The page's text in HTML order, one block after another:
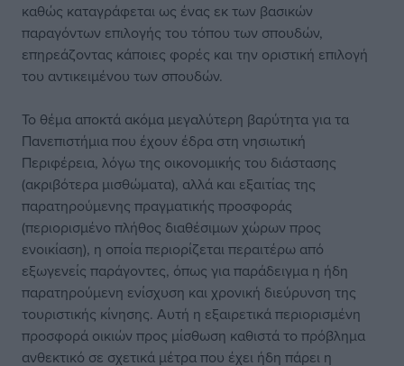
καθώς καταγράφεται ως ένας εκ των βασικών
παραγόντων επιλογής του τόπου των σπουδών,
επηρεάζοντας κάποιες φορές και την οριστική επιλογή
του αντικειμένου των σπουδών.
Το θέμα αποκτά ακόμα μεγαλύτερη βαρύτητα για τα
Πανεπιστήμια που έχουν έδρα στη νησιωτική
Περιφέρεια, λόγω της οικονομικής του διάστασης
(ακριβότερα μισθώματα), αλλά και εξαιτίας της
παρατηρούμενης πραγματικής προσφοράς
(περιορισμένο πλήθος διαθέσιμων χώρων προς
ενοικίαση), η οποία περιορίζεται περαιτέρω από
εξωγενείς παράγοντες, όπως για παράδειγμα η ήδη
παρατηρούμενη ενίσχυση και χρονική διεύρυνση της
τουριστικής κίνησης. Αυτή η εξαιρετικά περιορισμένη
προσφορά οικιών προς μίσθωση καθιστά το πρόβλημα
ανθεκτικό σε σχετικά μέτρα που έχει ήδη πάρει η